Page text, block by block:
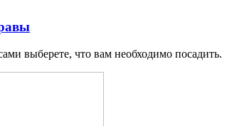
выберете, что вам необходимо по­садить.